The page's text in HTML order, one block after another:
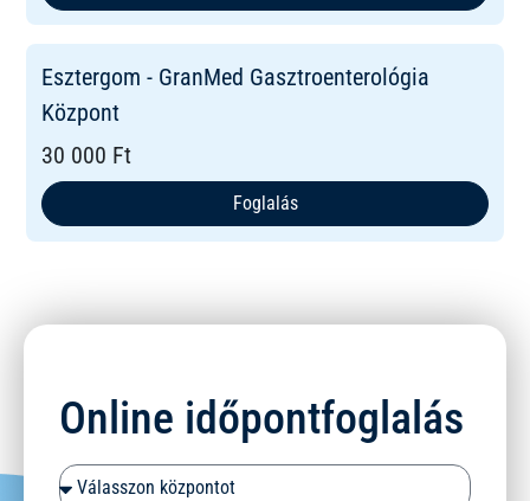
Esztergom - GranMed Gasztroenterológia
Központ
30 000 Ft
Foglalás
Online időpontfoglalás